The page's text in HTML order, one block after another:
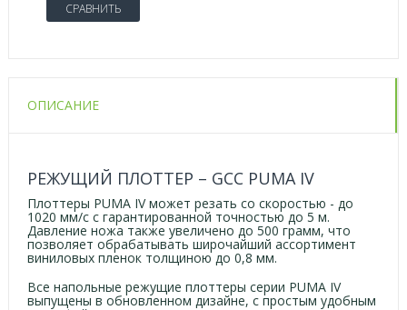
СРАВНИТЬ
ОПИСАНИЕ
РЕЖУЩИЙ ПЛОТТЕР – GCC PUMA IV
Плоттеры PUMA IV может резать со скоростью - до
1020 мм/с с гарантированной точностью до 5 м.
Давление ножа также увеличено до 500 грамм, что
позволяет обрабатывать широчайший ассортимент
виниловых пленок толщиною до 0,8 мм.
Все напольные режущие плоттеры серии PUMA IV
выпущены в обновленном дизайне, с простым удобным